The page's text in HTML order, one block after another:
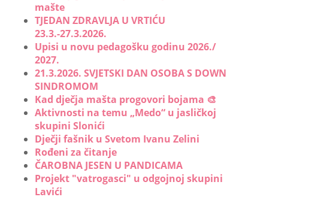
mašte
TJEDAN ZDRAVLJA U VRTIĆU
23.3.-27.3.2026.
Upisi u novu pedagošku godinu 2026./
2027.
21.3.2026. SVJETSKI DAN OSOBA S DOWN
SINDROMOM
Kad dječja mašta progovori bojama 🎨
Aktivnosti na temu „Medo“ u jasličkoj
skupini Slonići
Dječji fašnik u Svetom Ivanu Zelini
Rođeni za čitanje
ČAROBNA JESEN U PANDICAMA
Projekt "vatrogasci" u odgojnoj skupini
Lavići